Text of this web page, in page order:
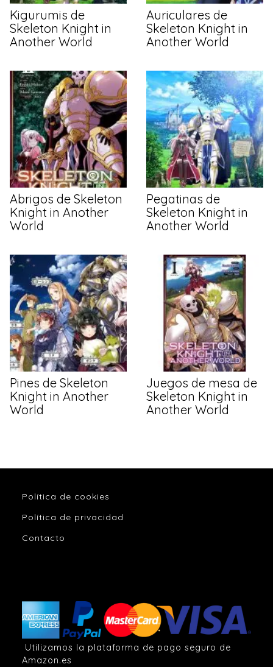
Kigurumis de
Skeleton Knight in
Another World
Auriculares de
Skeleton Knight in
Another World
Abrigos de Skeleton
Knight in Another
World
Pegatinas de
Skeleton Knight in
Another World
Pines de Skeleton
Knight in Another
World
Juegos de mesa de
Skeleton Knight in
Another World
Política de cookies
Política de privacidad
Contacto
Utilizamos la plataforma de pago seguro de
Amazon.es